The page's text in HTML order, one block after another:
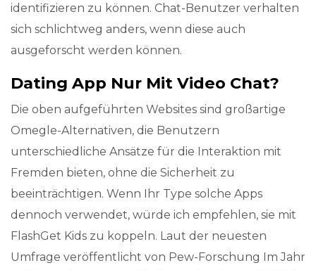
identifizieren zu können. Chat-Benutzer verhalten
sich schlichtweg anders, wenn diese auch
ausgeforscht werden können.
Dating App Nur Mit Video Chat?
Die oben aufgeführten Websites sind großartige
Omegle-Alternativen, die Benutzern
unterschiedliche Ansätze für die Interaktion mit
Fremden bieten, ohne die Sicherheit zu
beeinträchtigen. Wenn Ihr Type solche Apps
dennoch verwendet, würde ich empfehlen, sie mit
FlashGet Kids zu koppeln. Laut der neuesten
Umfrage veröffentlicht von Pew-Forschung Im Jahr